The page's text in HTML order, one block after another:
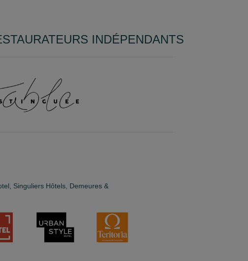
INDÉPENDANTS
Singuliers Hôtels, Demeures &